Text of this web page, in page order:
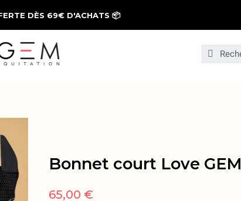
DÈS 69€ D'ACHATS 📦
Bonnet court Love GEM
65,00 €